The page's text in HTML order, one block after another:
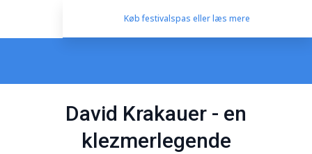
Køb festivalspas eller læs mere
David Krakauer - en
klezmerlegende